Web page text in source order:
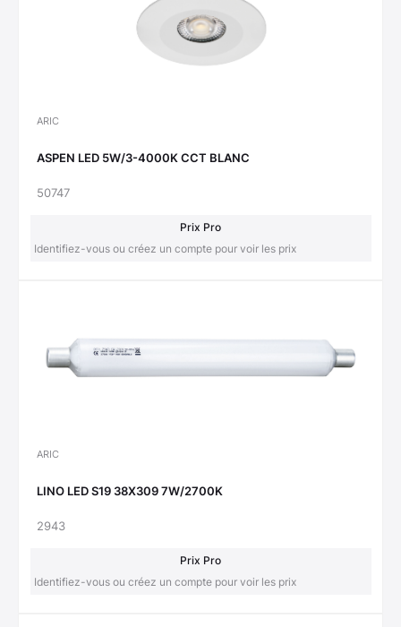
ARIC
ASPEN LED 5W/3-4000K CCT BLANC
50747
Prix Pro
Identifiez-vous ou créez un compte pour voir les prix
ARIC
LINO LED S19 38X309 7W/2700K
2943
Prix Pro
Identifiez-vous ou créez un compte pour voir les prix